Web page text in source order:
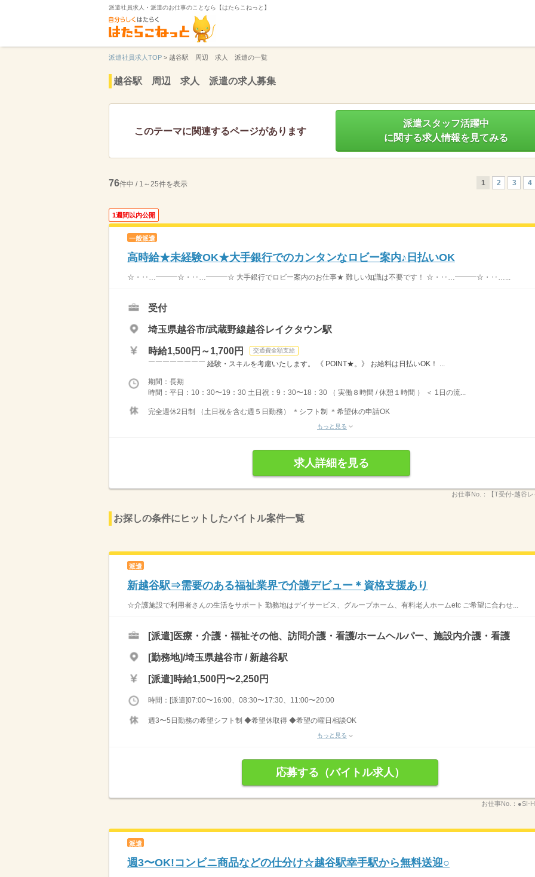
派遣社員求人・派遣のお仕事のことなら【はたらこねっと】
派遣社員求人TOP > 越谷駅 周辺 求人 派遣の一覧
越谷駅 周辺 求人 派遣の求人募集
このテーマに関連するページがあります
派遣スタッフ活躍中
に関する求人情報を見てみる
76件中 / 1～25件を表示 1 2 3 4
1週間以内公開
一般派遣
高時給★未経験OK★大手銀行でのカンタンなロビー案内♪日払いOK
☆・‥…━━━☆・‥…━━━☆ 大手銀行でロビー案内のお仕事★ 難しい知識は不要です！ ☆・‥…━━━☆・‥…...
受付
埼玉県越谷市/武蔵野線越谷レイクタウン駅
時給1,500円～1,700円 交通費全額支給
￣￣￣￣￣￣￣￣ 経験・スキルを考慮いたします。 《 POINT★。》 お給料は日払いOK！ ...
期間：長期
時間：平日：10：30〜19：30 土日祝：9：30〜18：30 （ 実働８時間 / 休憩１時間 ） ＜ 1日の流...
完全週休2日制 （土日祝を含む週５日勤務） ＊シフト制 ＊希望休の申請OK
もっと見る
求人詳細を見る
お仕事No.： 【T受付-越谷
お探しの条件にヒットしたバイトル案件一覧
派遣
新越谷駅⇒需要のある福祉業界で介護デビュー＊資格支援あり
☆介護施設で利用者さんの生活をサポート 勤務地はデイサービス、グループホーム、有料老人ホームetc ご希望に合わせ...
[派遣] 医療・介護・福祉その他、訪問介護・看護/ホームヘルパー、施設内介護・看護
[勤務地]/埼玉県越谷市 / 新越谷駅
[派遣] 時給1,500円〜2,250円
時間：[派遣]07:00〜16:00、08:30〜17:30、11:00〜20:00
週3〜5日勤務の希望シフト制 ◆希望休取得 ◆希望の曜日相談OK
もっと見る
応募する（バイトル求人）
お仕事No.： ●SI-
派遣
週3〜OK!コンビニ商品などの仕分け☆越谷駅幸手駅から無料送迎○